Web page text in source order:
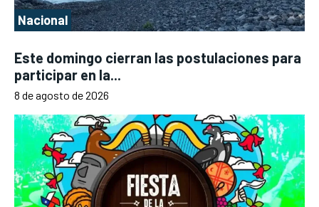
Nacional
Este domingo cierran las postulaciones para
participar en la...
8 de agosto de 2026